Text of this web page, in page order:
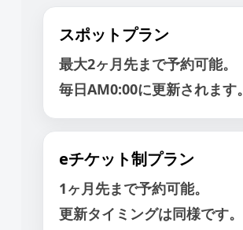
スポットプラン
最大2ヶ月先まで予約可能。
毎日AM0:00に更新されます。
eチケット制プラン
1ヶ月先まで予約可能。
更新タイミングは同様です。